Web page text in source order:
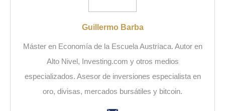
Guillermo Barba
Máster en Economía de la Escuela Austríaca. Autor en
Alto Nivel, Investing.com y otros medios
especializados. Asesor de inversiones especialista en
oro, divisas, mercados bursátiles y bitcoin.